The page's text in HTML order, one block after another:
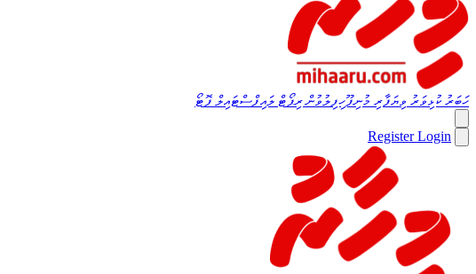
ހަބަރުކުޅިވަރު ވިޔަފާރި މުނިފޫހިފިލުވުންރިޕޯޓް ލައިފްސްޓައިލް ފޮޓޯ
RegisterLogin